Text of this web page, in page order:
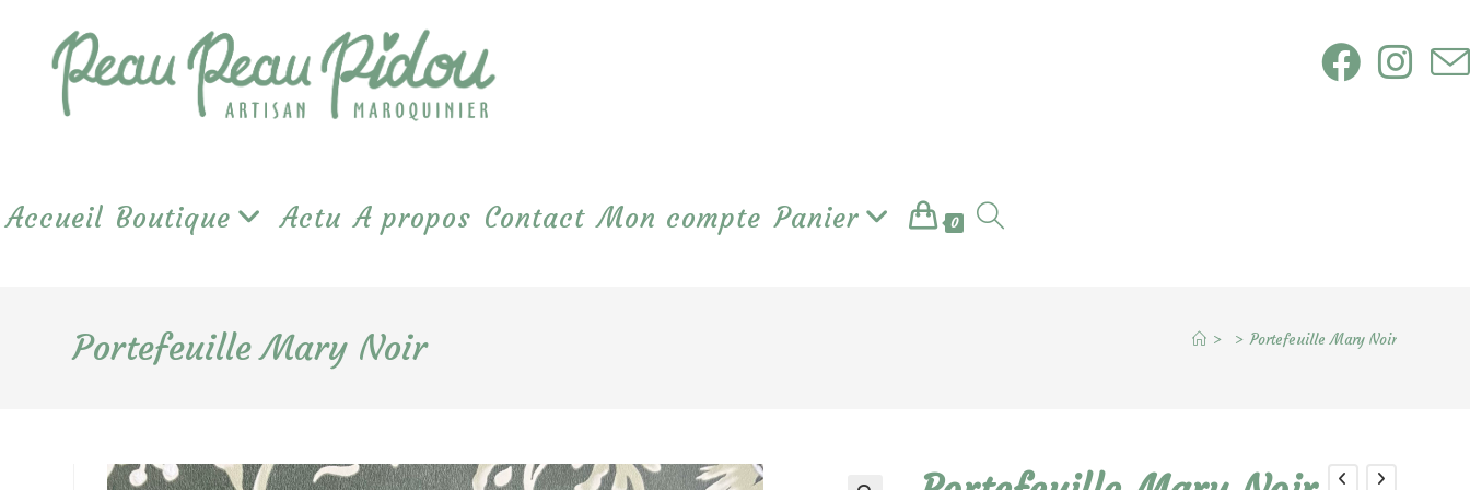
Accueil Boutique Actu A propos Contact Mon compte Panier 0
Portefeuille Mary Noir > > Portefeuille Mary Noir